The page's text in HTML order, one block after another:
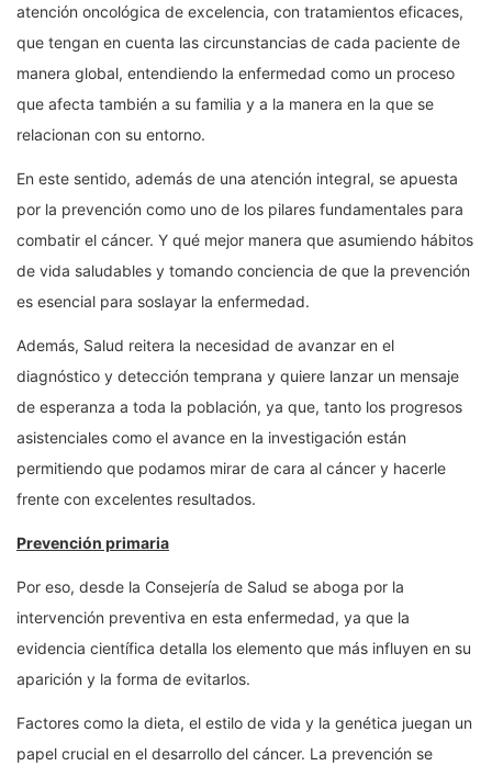
atención oncológica de excelencia, con tratamientos eficaces,
que tengan en cuenta las circunstancias de cada paciente de
manera global, entendiendo la enfermedad como un proceso
que afecta también a su familia y a la manera en la que se
relacionan con su entorno.
En este sentido, además de una atención integral, se apuesta
por la prevención como uno de los pilares fundamentales para
combatir el cáncer. Y qué mejor manera que asumiendo hábitos
de vida saludables y tomando conciencia de que la prevención
es esencial para soslayar la enfermedad.
Además, Salud reitera la necesidad de avanzar en el
diagnóstico y detección temprana y quiere lanzar un mensaje
de esperanza a toda la población, ya que, tanto los progresos
asistenciales como el avance en la investigación están
permitiendo que podamos mirar de cara al cáncer y hacerle
frente con excelentes resultados.
Prevención primaria
Por eso, desde la Consejería de Salud se aboga por la
intervención preventiva en esta enfermedad, ya que la
evidencia científica detalla los elemento que más influyen en su
aparición y la forma de evitarlos.
Factores como la dieta, el estilo de vida y la genética juegan un
papel crucial en el desarrollo del cáncer. La prevención se